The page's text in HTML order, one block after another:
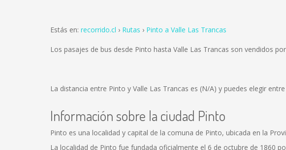
Estás en: recorrido.cl Rutas Pinto a Valle Las Trancas
Los pasajes de bus desde Pinto hasta Valle Las Trancas son vendidos por
La distancia entre Pinto y Valle Las Trancas es (N/A) y puedes elegir
Información sobre la ciudad Pinto
Pinto es una localidad y capital de la comuna de Pinto, ubicada en la
La localidad de Pinto fue fundada oficialmente el 6 de octubre de 1860